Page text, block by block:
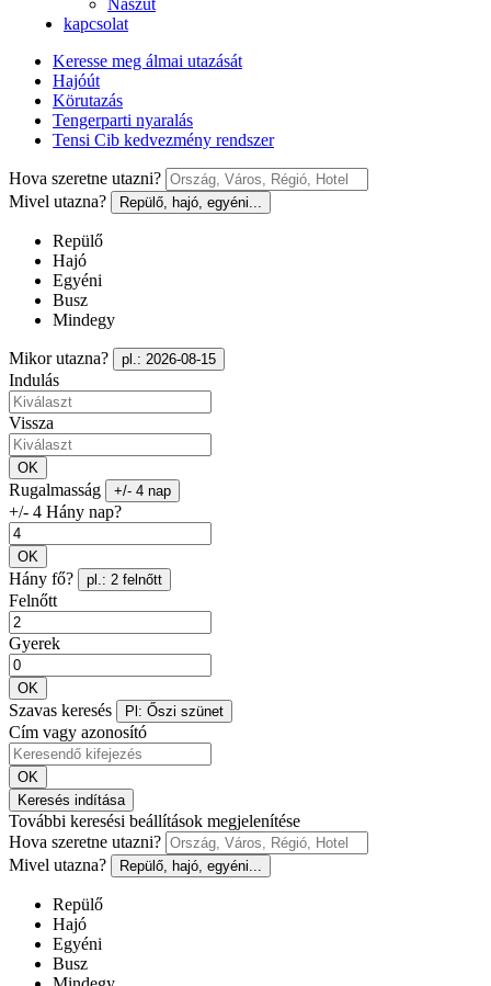
Nászút
kapcsolat
Keresse meg álmai utazását
Hajóút
Körutazás
Tengerparti nyaralás
Tensi Cib kedvezmény rendszer
Hova szeretne utazni?
Mivel utazna?
Repülő, hajó, egyéni...
Repülő
Hajó
Egyéni
Busz
Mindegy
Mikor utazna? pl.: 2026-08-15
Indulás
Vissza
OK
Rugalmasság +/- 4 nap
+/- 4 Hány nap?
OK
Hány fő? pl.: 2 felnőtt
Felnőtt
Gyerek
OK
Szavas keresés Pl: Őszi szünet
Cím vagy azonosító
OK
Keresés indítása
További keresési beállítások megjelenítése
Hova szeretne utazni?
Mivel utazna?
Repülő, hajó, egyéni...
Repülő
Hajó
Egyéni
Busz